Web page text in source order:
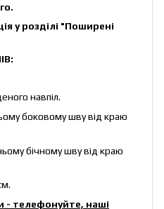
у розділі "Поширені
навпіл.
боковому шву від краю
бічному шву від краю
- телефонуйте, наші